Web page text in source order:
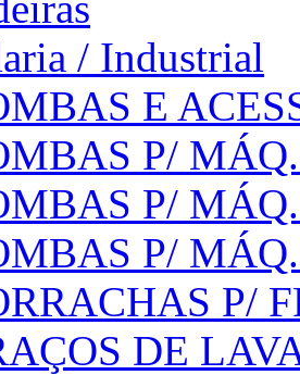
/ Industrial
E
P/
P/
P/
P/
DE